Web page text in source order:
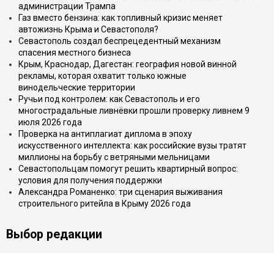
администрации Трампа
Газ вместо бензина: как топливный кризис меняет
автожизнь Крыма и Севастополя?
Севастополь создал беспрецедентный механизм
спасения местного бизнеса
Крым, Краснодар, Дагестан: география новой винной
рекламы, которая охватит только южные
винодельческие территории
Ручьи под контролем: как Севастополь и его
многострадальные ливнёвки прошли проверку ливнем 9
июля 2026 года
Проверка на антиплагиат диплома в эпоху
искусственного интеллекта: как российские вузы тратят
миллионы на борьбу с ветряными мельницами
Севастопольцам помогут решить квартирный вопрос:
условия для получения поддержки
Александра Романенко: три сценария выживания
строительного ритейла в Крыму 2026 года
Выбор редакции